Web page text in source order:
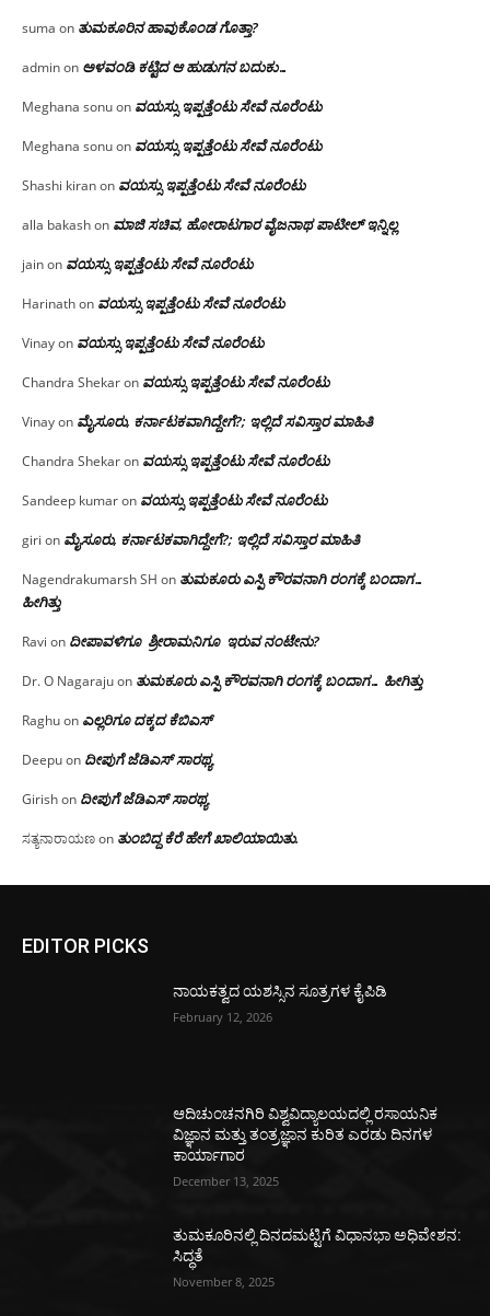
suma on ತುಮಕೂರಿನ ಹಾವುಕೊಂಡ ಗೊತ್ತಾ?
adminon ಅಳವಂಡಿ ಕಟ್ಟಿದ ಆ ಹುಡುಗನ ಬದುಕು…
Meghana sonuon ವಯಸ್ಸು ಇಪ್ಪತ್ತೆಂಟು ಸೇವೆ ನೂರೆಂಟು
Meghana sonuon ವಯಸ್ಸು ಇಪ್ಪತ್ತೆಂಟು ಸೇವೆ ನೂರೆಂಟು
Shashi kiranon ವಯಸ್ಸು ಇಪ್ಪತ್ತೆಂಟು ಸೇವೆ ನೂರೆಂಟು
alla bakashon ಮಾಜಿ ಸಚಿವ, ಹೋರಾಟಗಾರ ವೈಜನಾಥ ಪಾಟೀಲ್ ಇನ್ನಿಲ್ಲ
jainon ವಯಸ್ಸು ಇಪ್ಪತ್ತೆಂಟು ಸೇವೆ ನೂರೆಂಟು
Harinathon ವಯಸ್ಸು ಇಪ್ಪತ್ತೆಂಟು ಸೇವೆ ನೂರೆಂಟು
Vinayon ವಯಸ್ಸು ಇಪ್ಪತ್ತೆಂಟು ಸೇವೆ ನೂರೆಂಟು
Chandra Shekaron ವಯಸ್ಸು ಇಪ್ಪತ್ತೆಂಟು ಸೇವೆ ನೂರೆಂಟು
Vinayon ಮೈಸೂರು, ಕರ್ನಾಟಕವಾಗಿದ್ದೇಗೆ?; ಇಲ್ಲಿದೆ ಸವಿಸ್ತಾರ ಮಾಹಿತಿ
Chandra Shekaron ವಯಸ್ಸು ಇಪ್ಪತ್ತೆಂಟು ಸೇವೆ ನೂರೆಂಟು
Sandeep kumaron ವಯಸ್ಸು ಇಪ್ಪತ್ತೆಂಟು ಸೇವೆ ನೂರೆಂಟು
giri on ಮೈಸೂರು, ಕರ್ನಾಟಕವಾಗಿದ್ದೇಗೆ?; ಇಲ್ಲಿದೆ ಸವಿಸ್ತಾರ ಮಾಹಿತಿ
Nagendrakumarsh SH on ತುಮಕೂರು ಎಸ್ಪಿ ಕೌರವನಾಗಿ ರಂಗಕ್ಕೆ ಬಂದಾಗ…
ಹೀಗಿತ್ತು
Ravi on ದೀಪಾವಳಿಗೂ ಶ್ರೀರಾಮನಿಗೂ ಇರುವ ನಂಟೇನು?
Dr. O Nagarajuon ತುಮಕೂರು ಎಸ್ಪಿ ಕೌರವನಾಗಿ ರಂಗಕ್ಕೆ ಬಂದಾಗ… ಹೀಗಿತ್ತು
Raghuon ಎಲ್ಲರಿಗೂ ದಕ್ಕದ ಕೆಬಿಎಸ್
Deepuon ದೀಪುಗೆ ಜೆಡಿಎಸ್ ಸಾರಥ್ಯ
Girishon ದೀಪುಗೆ ಜೆಡಿಎಸ್ ಸಾರಥ್ಯ
ಸತ್ಯನಾರಾಯಣon ತುಂಬಿದ್ದ ಕೆರೆ ಹೇಗೆ ಖಾಲಿಯಾಯಿತು.
EDITOR PICKS
ನಾಯಕತ್ವದ ಯಶಸ್ಸಿನ ಸೂತ್ರಗಳ ಕೈಪಿಡಿ
February 12, 2026
ಆದಿಚುಂಚನಗಿರಿ ವಿಶ್ವವಿದ್ಯಾಲಯದಲ್ಲಿ ರಸಾಯನಿಕ
ವಿಜ್ಞಾನ ಮತ್ತು ತಂತ್ರಜ್ಞಾನ ಕುರಿತ ಎರಡು ದಿನಗಳ
ಕಾರ್ಯಾಗಾರ
December 13, 2025
ತುಮಕೂರಿನಲ್ಲಿ ದಿನದಮಟ್ಟಿಗೆ ವಿಧಾನಭಾ ಅಧಿವೇಶನ:
ಸಿದ್ಧತೆ
November 8, 2025